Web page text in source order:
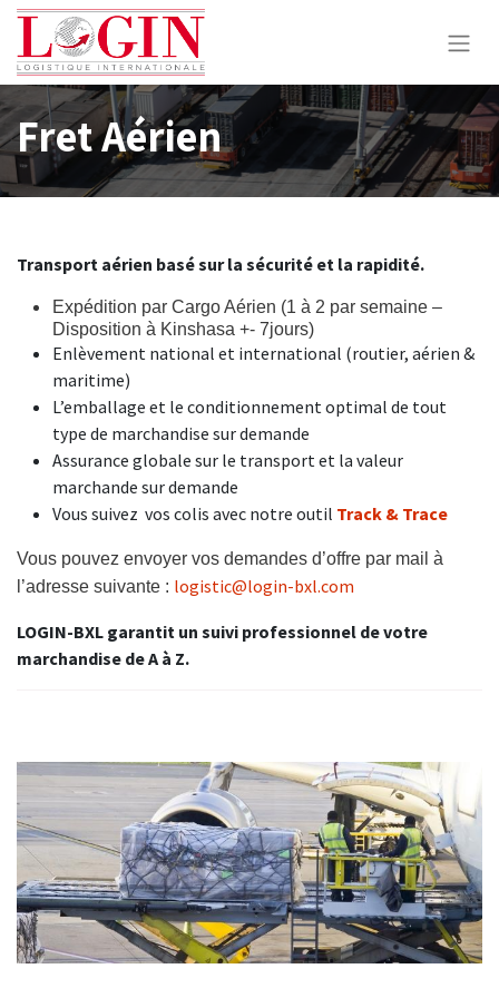
Fret Aérien
Transport aérien basé sur la sécurité et la rapidité.
Expédition par Cargo Aérien (1 à 2 par semaine –
Disposition à Kinshasa +- 7jours)
Enlèvement national et international (routier, aérien &
maritime)
L’emballage et le conditionnement optimal de tout
type de marchandise sur demande
Assurance globale sur le transport et la valeur
marchande sur demande
Vous suivez vos colis avec notre outil Track & Trace
Vous pouvez envoyer vos demandes d’offre par mail à
l’adresse suivante : logistic@login-bxl.com
LOGIN-BXL garantit un suivi professionnel de votre
marchandise de A à Z.